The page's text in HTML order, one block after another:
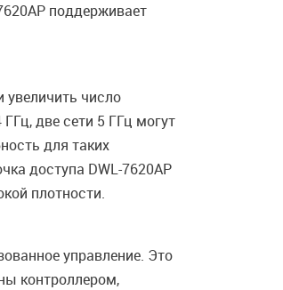
поддерживает
увеличить число
две сети 5 ГГц могут
для таких
доступа DWL-7620AP
плотности.
управление. Это
контроллером,